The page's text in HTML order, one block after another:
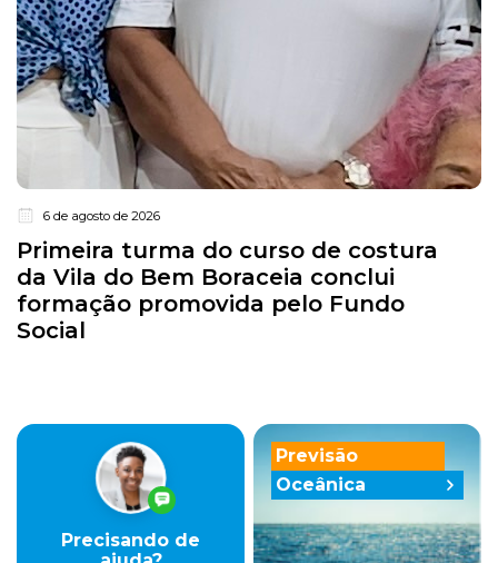
6 de agosto de 2026
Primeira turma do curso de costura
da Vila do Bem Boraceia conclui
formação promovida pelo Fundo
Social
Previsão
Oceânica
Precisando de